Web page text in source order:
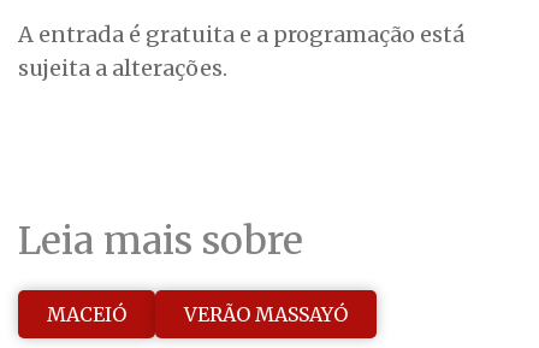
A entrada é gratuita e a programação está
sujeita a alterações.
Leia mais sobre
MACEIÓ VERÃO MASSAYÓ